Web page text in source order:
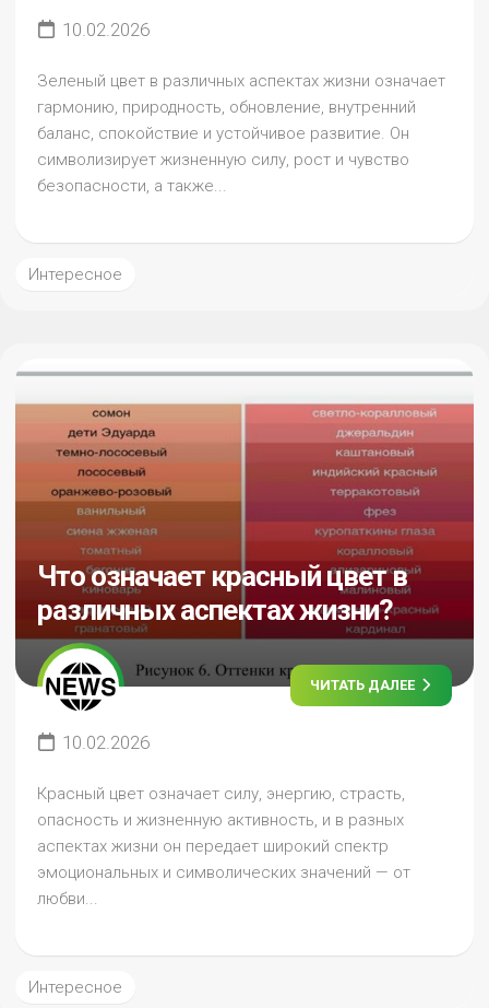
10.02.2026
Зеленый цвет в различных аспектах жизни означает
гармонию, природность, обновление, внутренний
баланс, спокойствие и устойчивое развитие. Он
символизирует жизненную силу, рост и чувство
безопасности, а также...
Интересное
Что означает красный цвет в
различных аспектах жизни?
ЧИТАТЬ ДАЛЕЕ
10.02.2026
Красный цвет означает силу, энергию, страсть,
опасность и жизненную активность, и в разных
аспектах жизни он передает широкий спектр
эмоциональных и символических значений — от
любви...
Интересное